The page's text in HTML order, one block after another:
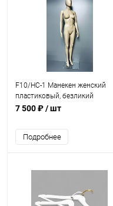
F10/HC-1 Манекен женский
пластиковый, безликий
(бюджетный)
7 500 ₽/ шт
Подробнее